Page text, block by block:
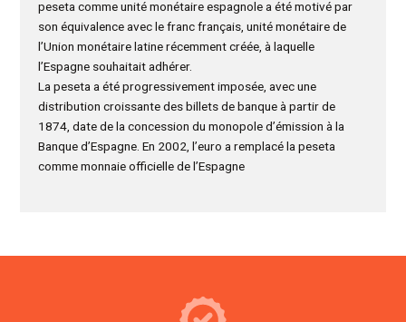
peseta comme unité monétaire espagnole a été motivé par
son équivalence avec le franc français, unité monétaire de
l’Union monétaire latine récemment créée, à laquelle
l’Espagne souhaitait adhérer.
La peseta a été progressivement imposée, avec une
distribution croissante des billets de banque à partir de
1874, date de la concession du monopole d’émission à la
Banque d’Espagne. En 2002, l’euro a remplacé la peseta
comme monnaie officielle de l’Espagne